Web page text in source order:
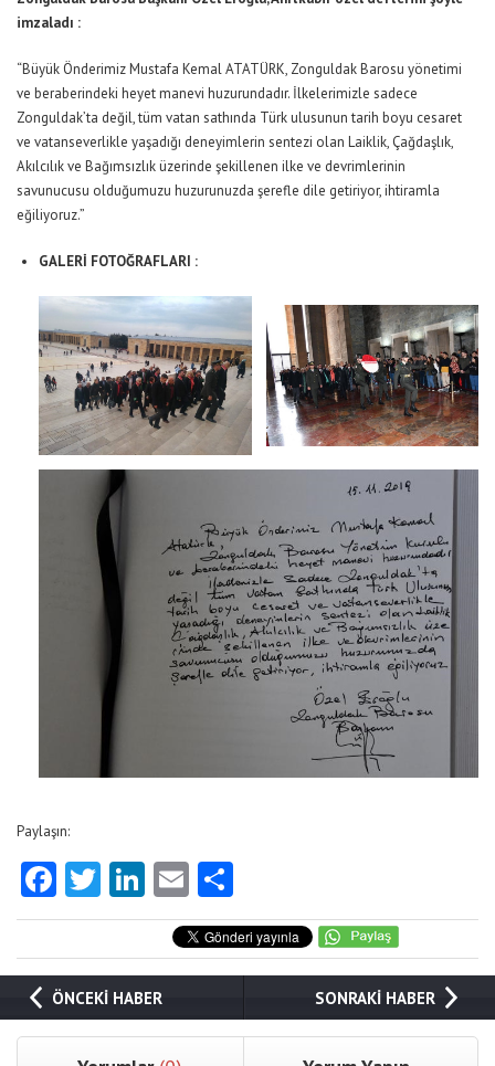
imzaladı :
“Büyük Önderimiz Mustafa Kemal ATATÜRK, Zonguldak Barosu yönetimi
ve beraberindeki heyet manevi huzurundadır. İlkelerimizle sadece
Zonguldak’ta değil, tüm vatan sathında Türk ulusunun tarih boyu cesaret
ve vatanseverlikle yaşadığı deneyimlerin sentezi olan Laiklik, Çağdaşlık,
Akılcılık ve Bağımsızlık üzerinde şekillenen ilke ve devrimlerinin
savunucusu olduğumuzu huzurunuzda şerefle dile getiriyor, ihtiramla
eğiliyoruz.”
GALERİ FOTOĞRAFLARI :
Paylaşın:
Facebook
Twitter
LinkedIn
Email
ÖNCEKİ HABER SONRAKİ HABER